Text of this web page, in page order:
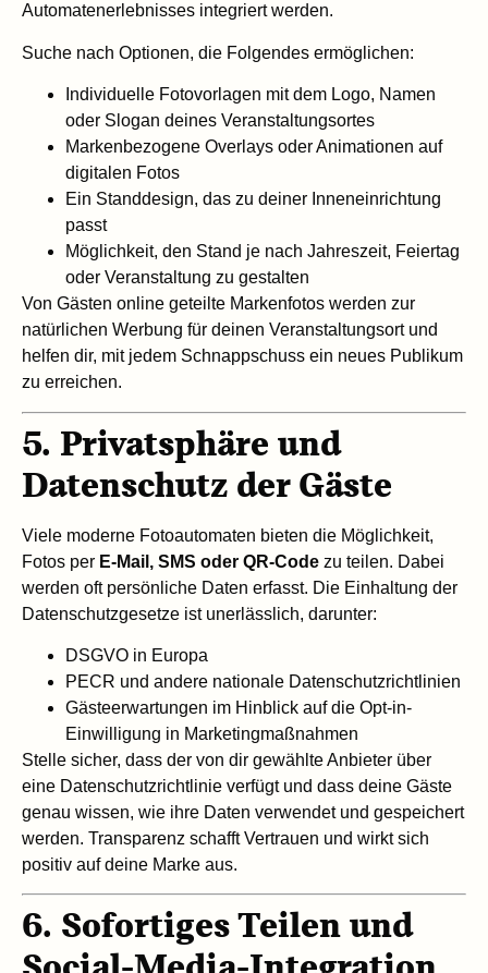
Automatenerlebnisses integriert werden.
Suche nach Optionen, die Folgendes ermöglichen:
Individuelle Fotovorlagen mit dem Logo, Namen
oder Slogan deines Veranstaltungsortes
Markenbezogene Overlays oder Animationen auf
digitalen Fotos
Ein Standdesign, das zu deiner Inneneinrichtung
passt
Möglichkeit, den Stand je nach Jahreszeit, Feiertag
oder Veranstaltung zu gestalten
Von Gästen online geteilte Markenfotos werden zur
natürlichen Werbung für deinen Veranstaltungsort und
helfen dir, mit jedem Schnappschuss ein neues Publikum
zu erreichen.
5. Privatsphäre und
Datenschutz der Gäste
Viele moderne Fotoautomaten bieten die Möglichkeit,
Fotos per E-Mail, SMS oder QR-Code zu teilen. Dabei
werden oft persönliche Daten erfasst. Die Einhaltung der
Datenschutzgesetze ist unerlässlich, darunter:
DSGVO in Europa
PECR und andere nationale Datenschutzrichtlinien
Gästeerwartungen im Hinblick auf die Opt-in-
Einwilligung in Marketingmaßnahmen
Stelle sicher, dass der von dir gewählte Anbieter über
eine Datenschutzrichtlinie verfügt und dass deine Gäste
genau wissen, wie ihre Daten verwendet und gespeichert
werden. Transparenz schafft Vertrauen und wirkt sich
positiv auf deine Marke aus.
6. Sofortiges Teilen und